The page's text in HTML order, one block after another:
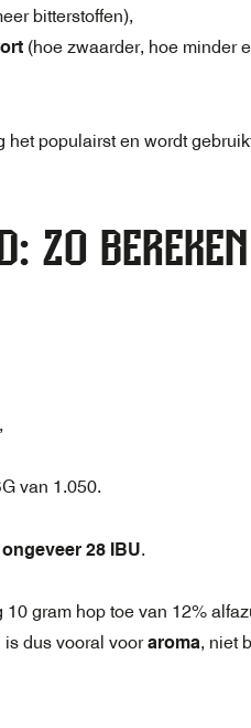
bitterstoffen),
(hoe zwaarder, hoe minder
het populairst en wordt
ZO
van 1.050.
ongeveer 28 IBU
gram hop toe van 12%
dus vooral vooraroma, niet